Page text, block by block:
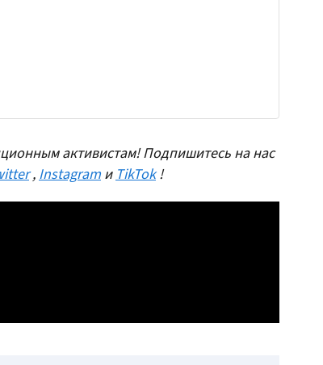
активистам! Подпишитесь на нас
, Instagram и TikTok !